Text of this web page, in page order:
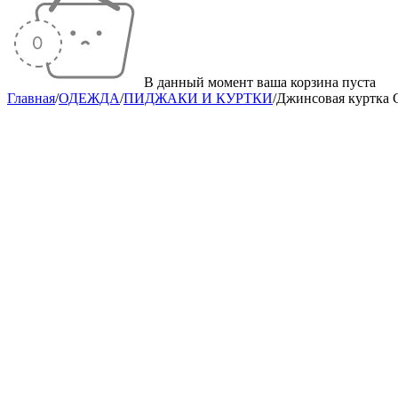
В данный момент ваша корзина пуста
Главная/ОДЕЖДА/ПИДЖАКИ И КУРТКИ/Джинсовая куртка